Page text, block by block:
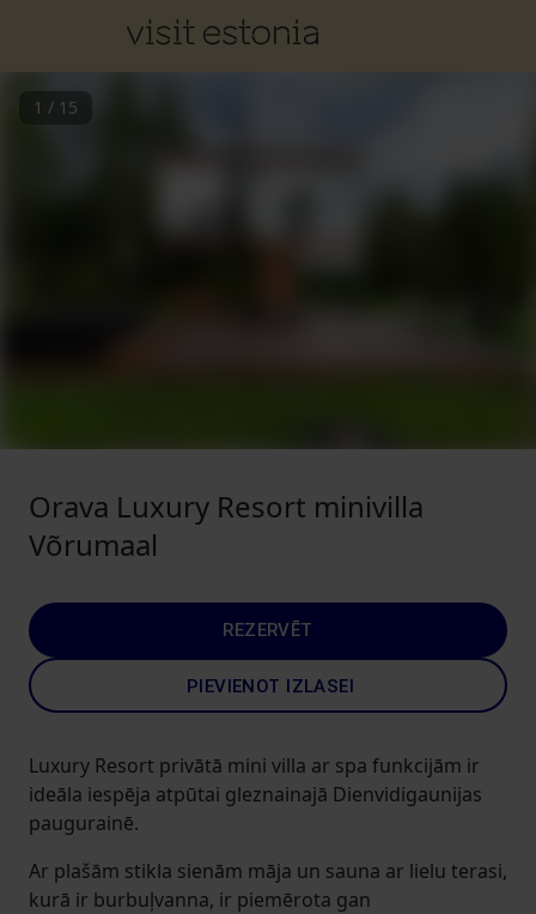
1 / 15
Orava Luxury Resort minivilla
Võrumaal
REZERVĒT
PIEVIENOT IZLASEI
Luxury Resort privātā mini villa ar spa funkcijām ir
ideāla iespēja atpūtai gleznainajā Dienvidigaunijas
paugurainē.
Ar plašām stikla sienām māja un sauna ar lielu terasi,
kurā ir burbuļvanna, ir piemērota gan